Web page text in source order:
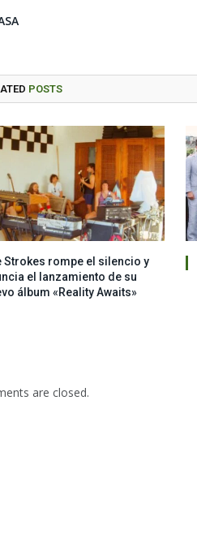
POSTS
Strokes rompe el silencio y
el lanzamiento de su
álbum «Reality Awaits»
are closed.